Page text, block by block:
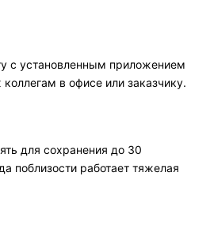
с установленным приложением
в офисе или заказчику.
для сохранения до 30
поблизости работает тяжелая